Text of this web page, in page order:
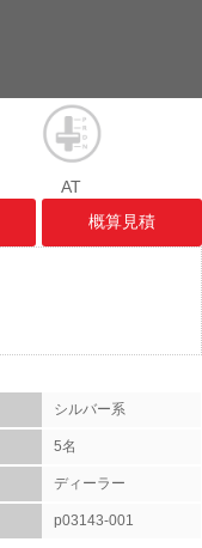
AT
概算見積
シルバー系
5名
ディーラー
p03143-001